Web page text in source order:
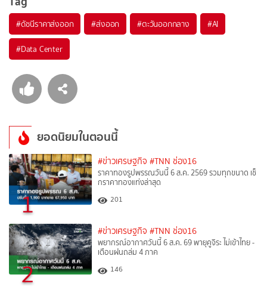
#ดัชนีราคาส่งออก #ส่งออก #ตะวันออกกลาง #AI
#Data Center
ยอดนิยมในตอนนี้
1
#ข่าวเศรษฐกิจ #TNN ช่อง16
ราคาทองรูปพรรณวันนี้ 6 ส.ค. 2569 รวมทุกขนาด เช็
กราคาทองแท่งล่าสุด
201
2
#ข่าวเศรษฐกิจ #TNN ช่อง16
พยากรณ์อากาศวันนี้ 6 ส.ค. 69 พายุคูจิระ ไม่เข้าไทย -
เตือนฝนถล่ม 4 ภาค
146